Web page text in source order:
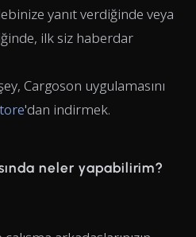
yanıt verdiğinde veya
ilk siz haberdar
Cargoson uygulamasını
'dan indirmek.
neler yapabilirim?